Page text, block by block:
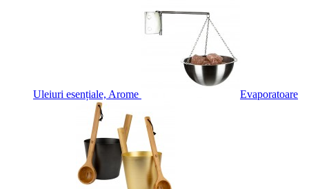
Uleiuri esențiale, Arome Evaporatoare